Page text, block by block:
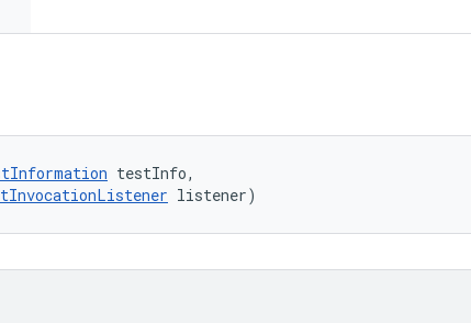
testInfo,
listener)